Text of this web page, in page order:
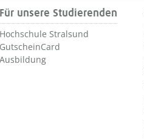
Für unsere Studierenden
Hochschule Stralsund
GutscheinCard
Ausbildung